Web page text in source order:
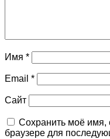
Имя *
Email *
Сайт
Сохранить моё имя,
браузере для